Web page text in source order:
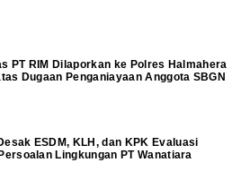
PT RIM Dilaporkan ke Polres Halmahera
Dugaan Penganiayaan Anggota SBGN
ESDM, KLH, dan KPK Evaluasi
Lingkungan PT Wanatiara